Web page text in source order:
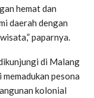
hemat dan
daerah dengan
paparnya.
di Malang
pesona
kolonial